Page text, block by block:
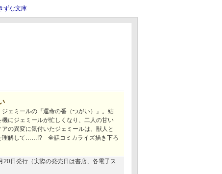
ずな文庫
ェミールの『運命の番（つがい）』。結
にジェミールが忙しくなり、二人の甘い
の異変に気付いたジェミールは、獣人と
理解して……!? 全話コミカライズ描き下ろ
20日発行（実際の発売日は書店、各電子ス